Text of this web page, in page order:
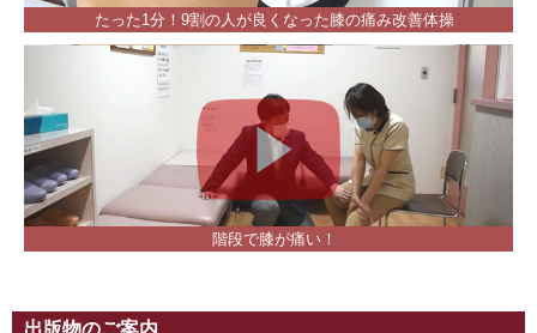
たった1分！9割の人が良くなった膝の痛み改善体操
階段で膝が痛い！
出版物のご案内